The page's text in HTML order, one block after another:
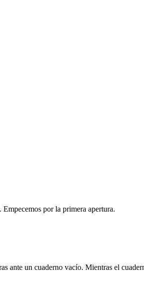
por la primera apertura.
ante un cuaderno vacío. Mientras el